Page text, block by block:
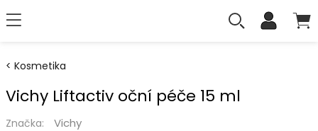
Kosmetika
Vichy Liftactiv oční péče 15 ml
Značka: Vichy